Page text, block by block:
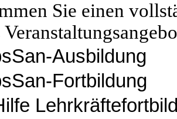
Sie einen
Ausbildung
Fortbildung